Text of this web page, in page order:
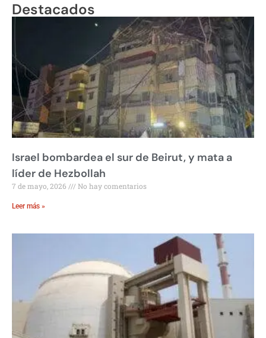
Destacados
Israel bombardea el sur de Beirut, y mata a
líder de Hezbollah
7 de mayo, 2026 No hay comentarios
Leer más »